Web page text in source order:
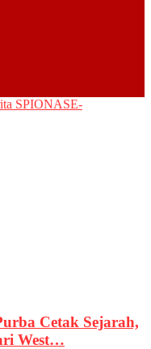
SPIONASE-
Cetak Sejarah,
West…